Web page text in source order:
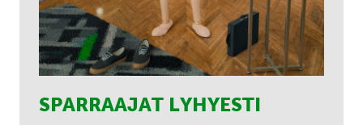
SPARRAAJAT LYHYESTI